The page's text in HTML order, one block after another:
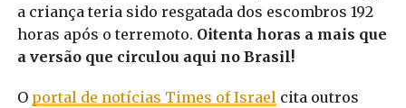
a criança teria sido resgatada dos escombros 192
horas após o terremoto. Oitenta horas a mais que
a versão que circulou aqui no Brasil!
O portal de notícias Times of Israelcita outros